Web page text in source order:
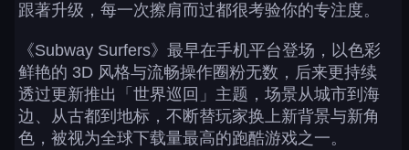
跟著升级，每一次擦肩而过都很考验你的专注度。
《Subway Surfers》最早在手机平台登场，以色彩
鲜艳的 3D 风格与流畅操作圈粉无数，后来更持续
透过更新推出「世界巡回」主题，场景从城市到海
边、从古都到地标，不断替玩家换上新背景与新角
色，被视为全球下载量最高的跑酷游戏之一。